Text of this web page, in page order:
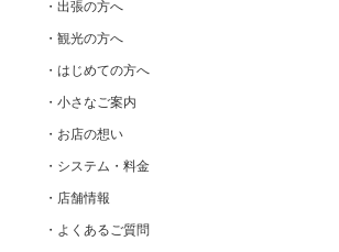
・出張の方へ
・観光の方へ
・はじめての方へ
・小さなご案内
・お店の想い
・システム・料金
・店舗情報
・よくあるご質問